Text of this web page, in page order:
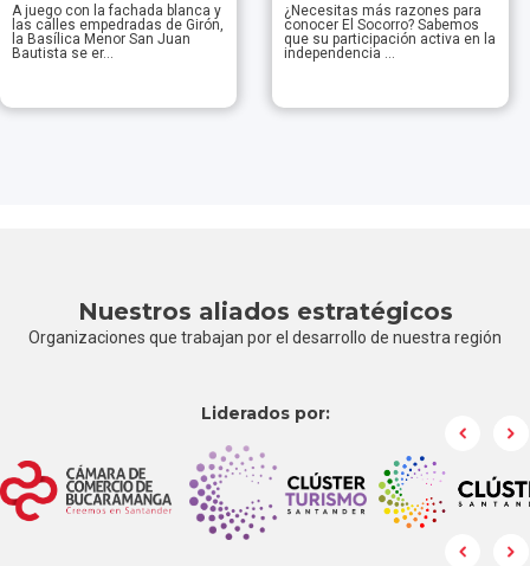
A juego con la fachada blanca y
las calles empedradas de Girón,
la Basílica Menor San Juan
Bautista se er...
¿Necesitas más razones para
conocer El Socorro? Sabemos
que su participación activa en la
independencia ...
Nuestros aliados estratégicos
Organizaciones que trabajan por el desarrollo de nuestra región
Liderados por: